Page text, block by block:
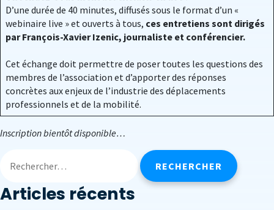
D’une durée de 40 minutes, diffusés sous le format d’un «
webinaire live » et ouverts à tous, ces entretiens sont dirigés
par François-Xavier Izenic, journaliste et conférencier.
Cet échange doit permettre de poser toutes les questions des
membres de l’association et d’apporter des réponses
concrètes aux enjeux de l’industrie des déplacements
professionnels et de la mobilité.
Inscription bientôt disponible…
Articles récents